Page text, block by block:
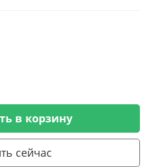
в корзину
сейчас